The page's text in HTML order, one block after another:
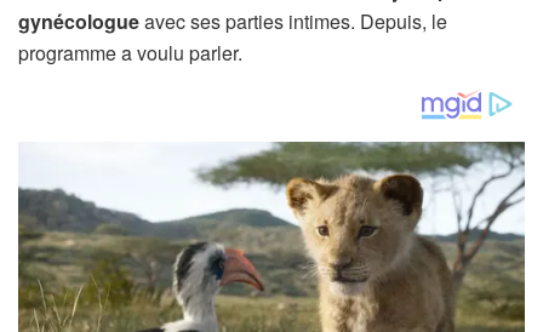
gynécologueavec ses parties intimes. Depuis, le
programme a voulu parler.